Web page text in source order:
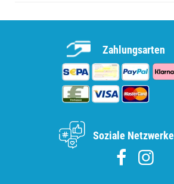
Zahlungsarten
Soziale Netzwerke